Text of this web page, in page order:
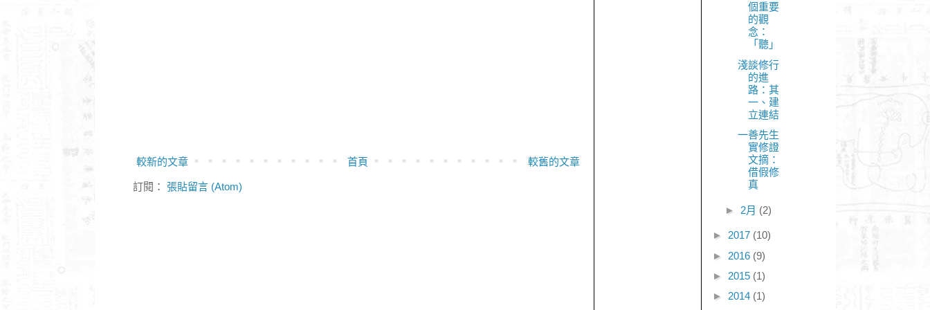
較新的文章 較舊的文章
首頁
訂閱： 張貼留言 (Atom)
個重要
的觀
念：
「聽」
淺談修行
的進
路：其
一、建
立連結
一善先生
實修證
文摘：
借假修
真
► 2月 (2)
► 2017 (10)
► 2016 (9)
► 2015 (1)
► 2014 (1)